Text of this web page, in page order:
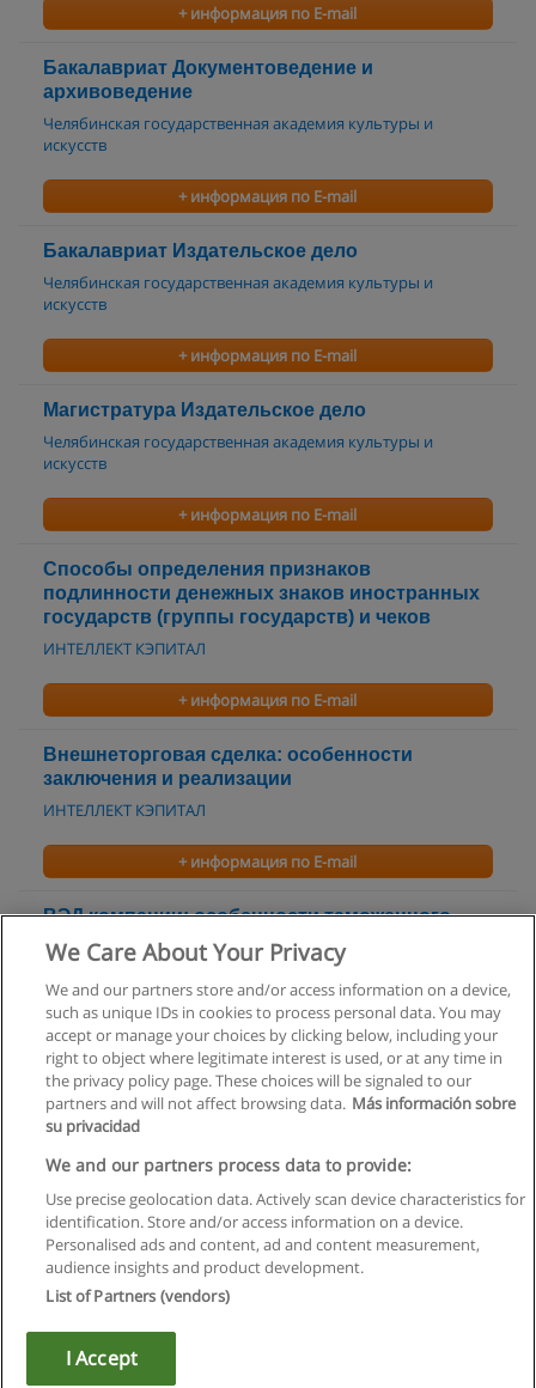
+ информация по E-mail
Бакалавриат Документоведение и
архивоведение
Челябинская государственная академия культуры и
искусств
+ информация по E-mail
Бакалавриат Издательское дело
Челябинская государственная академия культуры и
искусств
+ информация по E-mail
Магистратура Издательское дело
Челябинская государственная академия культуры и
искусств
+ информация по E-mail
Способы определения признаков
подлинности денежных знаков иностранных
государств (группы государств) и чеков
ИНТЕЛЛЕКТ КЭПИТАЛ
+ информация по E-mail
Внешнеторговая сделка: особенности
заключения и реализации
ИНТЕЛЛЕКТ КЭПИТАЛ
+ информация по E-mail
ВЭД компании: особенности таможенного
регулирования в рамках Таможенного союза
+ информация по E-mail
Правила пользования
Конфиденциальность информации
Напишите Educaedu
Copyright © Educaedu Business S.L. - CIF : B-95610580: -
We Care About Your Privacy
We and our partners store and/or access information on a device,
such as unique IDs in cookies to process personal data. You may
accept or manage your choices by clicking below, including your
right to object where legitimate interest is used, or at any time in
the privacy policy page. These choices will be signaled to our
partners and will not affect browsing data. Más información sobre
su privacidad
We and our partners process data to provide:
Use precise geolocation data. Actively scan device characteristics for
identification. Store and/or access information on a device.
Personalised ads and content, ad and content measurement,
audience insights and product development.
List of Partners (vendors)
I Accept